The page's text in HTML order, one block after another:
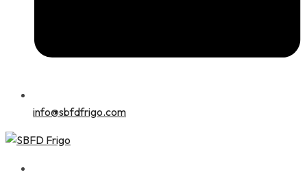
info@sbfdfrigo.com